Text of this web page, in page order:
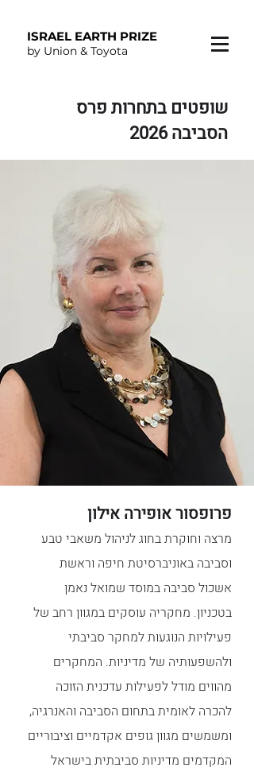
ISRAEL EARTH PRIZE
by Union & Toyota
שופטים בתחרות פרס
הסביבה 2026
פרופסוראופירה אילון
מרצה וחוקרת בחוג לניהול משאבי טבע
וסביבה באוניברסיטת חיפה וראשת
אשכול סביבה במוסד שמואל נאמן
בטכניון. מחקריה עוסקים במגוון רחב של
פעילויות הנוגעות למחקר סביבתי
ולהשפעותיה של מדיניות. המחקרים
מהווים מודל לפעילות עדכנית הזוכה
להכרה לאומית בתחום הסביבה והאנרגיה,
ומשמשים מגוון גופים אקדמיים וציבוריים
המקדמים מדיניות סביבתית בישראל